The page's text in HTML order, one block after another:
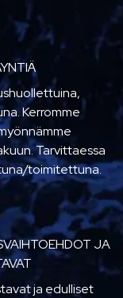
Kerromme
Tarvittaessa
toimitettuna.
JA
ja edulliset